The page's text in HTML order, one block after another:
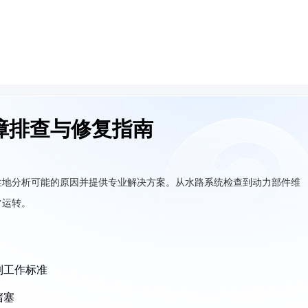
排查与修复指南
分析可能的原因并提供专业解决方案。从水路系统检查到动力部件维
转。
工作标准
塞